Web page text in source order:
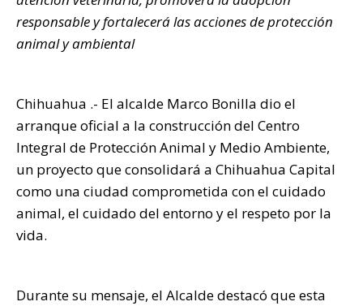
p
p
o
o
k
n
k
ti
r
responsable y fortalecerá las acciones de protección
animal y ambiental
Chihuahua .- El alcalde Marco Bonilla dio el
arranque oficial a la construcción del Centro
Integral de Protección Animal y Medio Ambiente,
un proyecto que consolidará a Chihuahua Capital
como una ciudad comprometida con el cuidado
animal, el cuidado del entorno y el respeto por la
vida.
Durante su mensaje, el Alcalde destacó que esta